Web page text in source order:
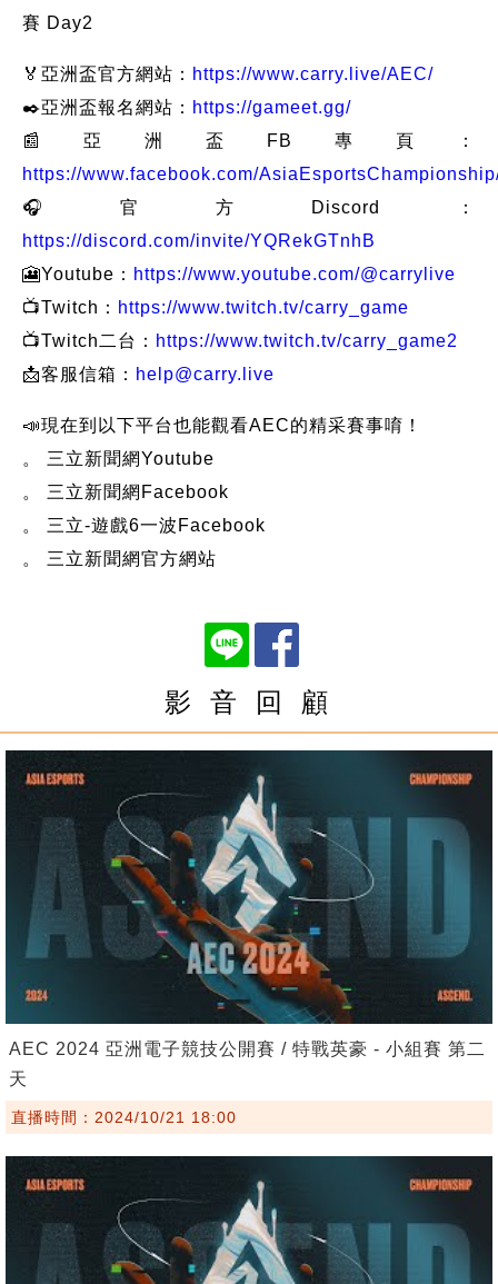
賽 Day2
🏅亞洲盃官方網站： https://www.carry.live/AEC/
✒️亞洲盃報名網站： https://gameet.gg/
📰亞洲盃FB專頁：
https://www.facebook.com/
🎧官方Discord：
https://discord.com/invite/YQRekGTnhB
🎦Youtube： https://www.youtube.com/@carrylive
📺Twitch： https://www.twitch.tv/carry_game
📺Twitch二台： https://www.twitch.tv/carry_game2
📩客服信箱： help@carry.live
📣現在到以下平台也能觀看AEC的精采賽事唷！
。 三立新聞網Youtube
。 三立新聞網Facebook
。 三立-遊戲6一波Facebook
。 三立新聞網官方網站
影 音 回 顧
AEC 2024 亞洲電子競技公開賽 / 特戰英豪 - 小組賽 第二
天
直播時間：2024/10/21 18:00